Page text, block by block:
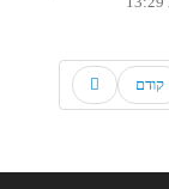
קודם